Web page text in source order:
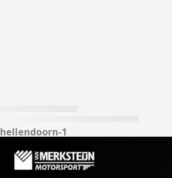
hellendoorn-1